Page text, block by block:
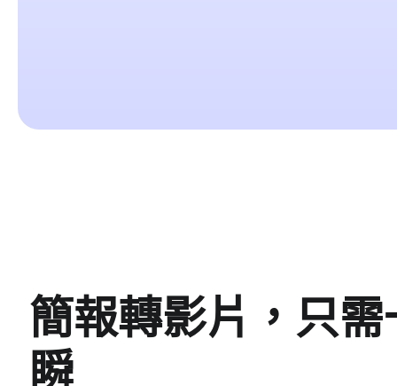
簡報轉影片，只需
瞬